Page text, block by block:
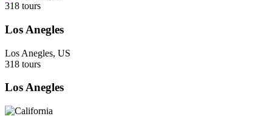
318 tours
Los Anegles
Los Anegles, US
318 tours
Los Anegles